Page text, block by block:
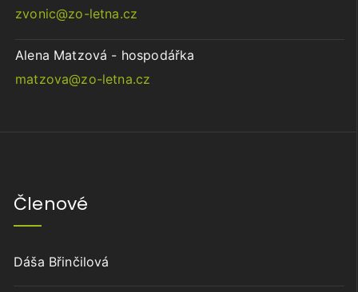
zvonic@zo-letna.cz
Alena Matzová - hospodářka
matzova@zo-letna.cz
Členové
Dáša Břinčilová